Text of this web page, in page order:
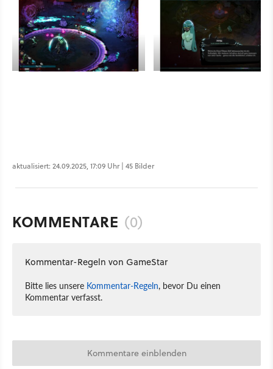
aktualisiert: 24.09.2025, 17:09 Uhr | 45 Bilder
KOMMENTARE (0)
Kommentar-Regeln von GameStar
Bitte lies unsere Kommentar-Regeln, bevor Du einen
Kommentar verfasst.
Kommentare einblenden